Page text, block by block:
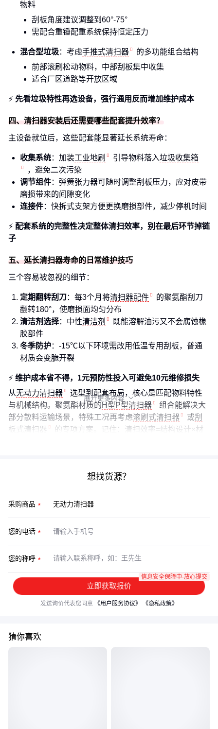
物料
刮板角度建议调整到60°-75°
需配合重锤配重系统保持恒定压力
混合型垃圾：考虑手推式清扫器
的多功能组合结构
前部滚刷松动物料，中部刮板集中收集
适合厂区道路等开放区域
⚡️ 先看垃圾特性再选设备，强行通用反而增加维护成本
四、清扫器安装后还需要哪些配套提升效率？
主设备就位后，这些配套能显著延长系统寿命：
收集系统：加装工业地刷 引导物料落入垃圾收集箱
，避免二次污染
调节组件：弹簧张力器可随时调整刮板压力，应对皮带
磨损带来的间隙变化
连接件：快拆式支架方便更换磨损部件，减少停机时间
⚡️ 配套系统的完整性决定整体清扫效率，别在最后环节掉链
子
五、延长清扫器寿命的日常维护技巧
三个容易被忽视的细节：
定期翻转刮刀：每3个月将清扫器配件
的聚氨酯刮刀
翻转180°，使磨损面均匀分布
清洁剂选择：中性清洁剂
既能溶解油污又不会腐蚀橡
胶部件
冬季防护：-15℃以下环境需改用低温专用刮板，普通
材质会变脆开裂
⚡️ 维护成本省不得，1元预防性投入可避免10元维修损失
从无动力清扫器
选型到配套布局，核心是匹配物料特性
与机械结构。聚氨酯材质的H型P型清扫器
组合能解决大
部分散料运输场景，特殊工况再考虑滚刷式清扫器 或刮
板式清扫器
的专项方案。记住：清扫效率=结构设计×材
展开更多内容 
想找货源？
采购商品
您的电话
您的称呼
立即获取报价
信息安全保障中·放心提交
发送询价代表您同意 《用户服务协议》 《隐私政策》
猜你喜欢